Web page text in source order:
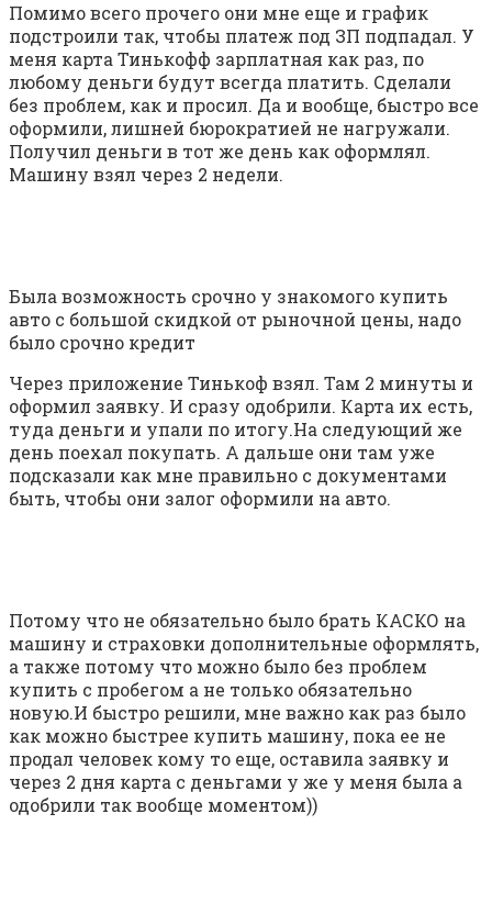
Помимо всего прочего они мне еще и график
подстроили так, чтобы платеж под ЗП подпадал. У
меня карта Тинькофф зарплатная как раз, по
любому деньги будут всегда платить. Сделали
без проблем, как и просил. Да и вообще, быстро все
оформили, лишней бюрократией не нагружали.
Получил деньги в тот же день как оформлял.
Машину взял через 2 недели.
​Была возможность срочно у знакомого купить
авто с большой скидкой от рыночной цены, надо
было срочно кредит
Через приложение Тинькоф взял. Там 2 минуты и
оформил заявку. И сразу одобрили. Карта их есть,
туда деньги и упали по итогу.На следующий же
день поехал покупать. А дальше они там уже
подсказали как мне правильно с документами
быть, чтобы они залог оформили на авто.
Потому что не обязательно было брать КАСКО на
машину и страховки дополнительные оформлять,
а также потому что можно было без проблем
купить с пробегом а не только обязательно
новую.И быстро решили, мне важно как раз было
как можно быстрее купить машину, пока ее не
продал человек кому то еще, оставила заявку и
через 2 дня карта с деньгами у же у меня была а
одобрили так вообще моментом))